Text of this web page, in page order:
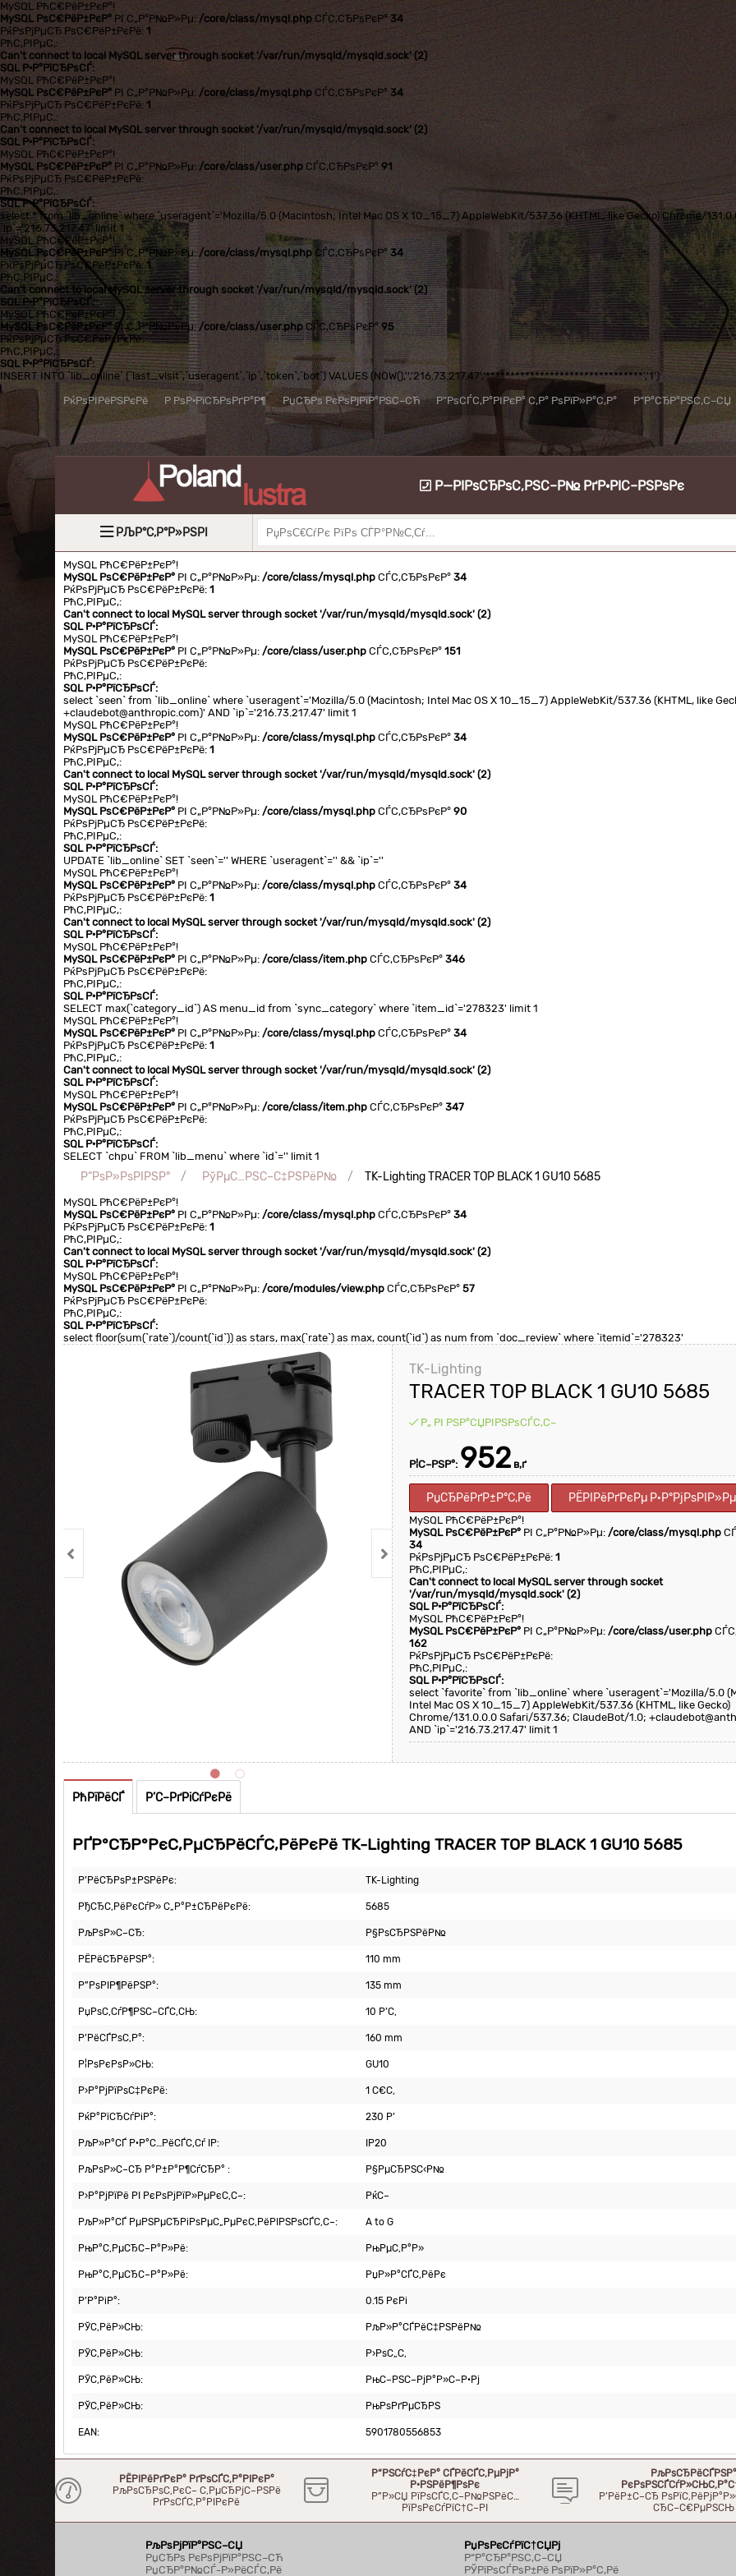
MySQL РћС€РёР±РєР°!
MySQL РѕС€РёР±РєР° РІ С„Р°Р№Р»Рµ: /core/class/mysql.php СЃС‚СЂРѕРєР° 34
РќРѕРјРµСЂ РѕС€РёР±РєРё: 1
РћС‚РІРµС‚:
Can't connect to local MySQL server through socket '/var/run/mysqld/mysqld.sock' (2)
SQL Р·Р°РїСЂРѕСЃ:
MySQL РћС€РёР±РєР°!
MySQL РѕС€РёР±РєР° РІ С„Р°Р№Р»Рµ: /core/class/mysql.php СЃС‚СЂРѕРєР° 34
РќРѕРјРµСЂ РѕС€РёР±РєРё: 1
РћС‚РІРµС‚:
Can't connect to local MySQL server through socket '/var/run/mysqld/mysqld.sock' (2)
SQL Р·Р°РїСЂРѕСЃ:
MySQL РћС€РёР±РєР°!
MySQL РѕС€РёР±РєР° РІ С„Р°Р№Р»Рµ: /core/class/user.php СЃС‚СЂРѕРєР° 91
РќРѕРјРµСЂ РѕС€РёР±РєРё:
РћС‚РІРµС‚:
SQL Р·Р°РїСЂРѕСЃ:
select * from `lib_online` where `useragent`='Mozilla/5.0 (Macintosh; Intel Mac OS X 10_15_7) AppleWebKit/537.36 (KHTML, like Gecko) Chrome/
`ip`='216.73.217.47' limit 1
MySQL РћС€РёР±РєР°!
MySQL РѕС€РёР±РєР° РІ С„Р°Р№Р»Рµ:/core/class/mysql.php СЃС‚СЂРѕРєР° 34
РќРѕРјРµСЂ РѕС€РёР±РєРё: 1
РћС‚РІРµС‚:
Can't connect to local MySQL server through socket '/var/run/mysqld/mysqld.sock' (2)
SQL Р·Р°РїСЂРѕСЃ:
MySQL РћС€РёР±РєР°!
MySQL РѕС€РёР±РєР°РІ С„Р°Р№Р»Рµ:/core/class/user.phpСЃС‚СЂРѕРєР° 95
РќРѕРјРµСЂ РѕС€РёР±РєРё:
РћС‚РІРµС‚:
SQL Р·Р°РїСЂРѕСЃ:
INSERT INTO `lib_online` (`last_visit`,`useragent`,`ip`,`token`,`bot`) VALUES (NOW(),'','216.73.217.47','********************************','1')
РќРѕРІРёРЅРєРё
Р РѕР·РїСЂРѕРґР°Р¶ РџСЂРѕ РєРѕРјРїР°РЅС–СЋ Р”РѕСЃС‚Р°РІРєР° С‚Р° РѕРїР»Р°С‚Р° Р“Р°СЂР°РЅС‚С–СЏ
Р—РІРѕСЂРѕС‚РЅС–Р№ РґР·РІС–РЅРѕРє
РЉР°С‚Р°Р»РЅРІ
MySQL РћС€РёР±РєР°!
MySQL РѕС€РёР±РєР° РІ С„Р°Р№Р»Рµ:/core/class/mysql.php СЃС‚СЂРѕРєР°34
РќРѕРјРµСЂ РѕС€РёР±РєРё:1
РћС‚РІРµС‚:
Can't connect to local MySQL server through socket '/var/run/mysqld/mysqld.sock' (2)
SQL Р·Р°РїСЂРѕСЃ:
MySQL РћС€РёР±РєР°!
MySQL РѕС€РёР±РєР° РІ С„Р°Р№Р»Рµ:/core/class/user.php СЃС‚СЂРѕРєР°151
РќРѕРјРµСЂ РѕС€РёР±РєРё:
РћС‚РІРµС‚:
SQL Р·Р°РїСЂРѕСЃ:
select `seen` from `lib_online` where `useragent`='Mozilla/5.0 (Macintosh; Intel Mac OS X 10_15_7) AppleWebKit/537.36 (KHTML, like
+claudebot@anthropic.com)' AND `ip`='216.73.217.47' limit 1
MySQL РћС€РёР±РєР°!
MySQL РѕС€РёР±РєР° РІ С„Р°Р№Р»Рµ:/core/class/mysql.php СЃС‚СЂРѕРєР°34
РќРѕРјРµСЂ РѕС€РёР±РєРё:1
РћС‚РІРµС‚:
Can't connect to local MySQL server through socket '/var/run/mysqld/mysqld.sock' (2)
SQL Р·Р°РїСЂРѕСЃ:
MySQL РћС€РёР±РєР°!
MySQL РѕС€РёР±РєР° РІ С„Р°Р№Р»Рµ:/core/class/mysql.php СЃС‚СЂРѕРєР°90
РќРѕРјРµСЂ РѕС€РёР±РєРё:
РћС‚РІРµС‚:
SQL Р·Р°РїСЂРѕСЃ:
UPDATE `lib_online` SET `seen`='' WHERE `useragent`='' && `ip`=''
MySQL РћС€РёР±РєР°!
MySQL РѕС€РёР±РєР° РІ С„Р°Р№Р»Рµ:/core/class/mysql.php СЃС‚СЂРѕРєР°34
РќРѕРјРµСЂ РѕС€РёР±РєРё:1
РћС‚РІРµС‚:
Can't connect to local MySQL server through socket '/var/run/mysqld/mysqld.sock' (2)
SQL Р·Р°РїСЂРѕСЃ:
MySQL РћС€РёР±РєР°!
MySQL РѕС€РёР±РєР° РІ С„Р°Р№Р»Рµ:/core/class/item.php СЃС‚СЂРѕРєР°346
РќРѕРјРµСЂ РѕС€РёР±РєРё:
РћС‚РІРµС‚:
SQL Р·Р°РїСЂРѕСЃ:
SELECT max(`category_id`) AS menu_id from `sync_category` where `item_id`='278323' limit 1
MySQL РћС€РёР±РєР°!
MySQL РѕС€РёР±РєР° РІ С„Р°Р№Р»Рµ:/core/class/mysql.php СЃС‚СЂРѕРєР°34
РќРѕРјРµСЂ РѕС€РёР±РєРё:1
РћС‚РІРµС‚:
Can't connect to local MySQL server through socket '/var/run/mysqld/mysqld.sock' (2)
SQL Р·Р°РїСЂРѕСЃ:
MySQL РћС€РёР±РєР°!
MySQL РѕС€РёР±РєР° РІ С„Р°Р№Р»Рµ:/core/class/item.php СЃС‚СЂРѕРєР°347
РќРѕРјРµСЂ РѕС€РёР±РєРё:
РћС‚РІРµС‚:
SQL Р·Р°РїСЂРѕСЃ:
SELECT `chpu` FROM `lib_menu` where `id`='' limit 1
Р“РѕР»РѕРІРЅР° РўРµС…РЅС–С‡РЅРёР№ TK-Lighting TRACER TOP BLACK 1 GU10 5685
MySQL РћС€РёР±РєР°!
MySQL РѕС€РёР±РєР° РІ С„Р°Р№Р»Рµ:/core/class/mysql.php СЃС‚СЂРѕРєР°34
РќРѕРјРµСЂ РѕС€РёР±РєРё:1
РћС‚РІРµС‚:
Can't connect to local MySQL server through socket '/var/run/mysqld/mysqld.sock' (2)
SQL Р·Р°РїСЂРѕСЃ:
MySQL РћС€РёР±РєР°!
MySQL РѕС€РёР±РєР° РІ С„Р°Р№Р»Рµ:/core/modules/view.php СЃС‚СЂРѕРєР°57
РќРѕРјРµСЂ РѕС€РёР±РєРё:
РћС‚РІРµС‚:
SQL Р·Р°РїСЂРѕСЃ:
select floor(sum(`rate`)/count(`id`)) as stars, max(`rate`) as max, count(`id`) as num from `doc_review` where `itemid`='278323'
TK-Lighting
TRACER TOP BLACK 1 GU10 5685
Р„ РІ РЅР°СЏРІРЅРѕСЃС‚С–
Р¦С–РЅР°: 952 в‚ґ
РџСЂРёРґР±Р°С‚Рё РЁРІРёРґРєРµ
MySQL РћС€РёР±РєР°!
MySQL РѕС€РёР±РєР° РІ С„Р°Р№Р»Рµ:/core/class/mysql.php
34
РќРѕРјРµСЂ РѕС€РёР±РєРё:1
РћС‚РІРµС‚:
Can't connect to local MySQL server through socket
'/var/run/mysqld/mysqld.sock' (2)
SQL Р·Р°РїСЂРѕСЃ:
MySQL РћС€РёР±РєР°!
MySQL РѕС€РёР±РєР° РІ С„Р°Р№Р»Рµ:/core/class/user.php
162
РќРѕРјРµСЂ РѕС€РёР±РєРё:
РћС‚РІРµС‚:
SQL Р·Р°РїСЂРѕСЃ:
select `favorite` from `lib_online` where `useragent`='Mozilla/5.0
Intel Mac OS X 10_15_7) AppleWebKit/537.36 (KHTML, like Gecko)
Chrome/131.0.0.0 Safari/537.36; ClaudeBot/1.0;
AND `ip`='216.73.217.47' limit 1
РћРїРёСЃ Р’С–РґРіСѓРєРё
РҐР°СЂР°РєС‚РµСЂРёСЃС‚РёРєРё TK-Lighting TRACER TOP BLACK 1 GU10 5685
Р’РёСЂРѕР±РЅРёРє: TK-Lighting
РђСЂС‚РёРєСѓР» С„Р°Р±СЂРёРєРё: 5685
РљРѕР»С–СЂ: Р§РѕСЂРЅРёР№
РЁРёСЂРёРЅР°: 110 mm
Р”РѕРІР¶РёРЅР°: 135 mm
РџРѕС‚СѓР¶РЅС–СЃС‚СЊ: 10 Р’С‚
Р’РёСЃРѕС‚Р°: 160 mm
Р¦РѕРєРѕР»СЊ: GU10
Р›Р°РјРїРѕС‡РєРё: 1 С€С‚
РќР°РїСЂСѓРіР°: 230 Р’
РљР»Р°СЃ Р·Р°С…РёСЃС‚Сѓ IP: IP20
РљРѕР»С–СЂ Р°Р±Р°Р¶СѓСЂР° : Р§РµСЂРЅС‹Р№
Р›Р°РјРїРё РІ РєРѕРјРїР»РµРєС‚С–: РќС–
РљР»Р°СЃ РµРЅРµСЂРіРѕРµС„РµРєС‚РёРІРЅРѕСЃС‚С–: A to G
РњР°С‚РµСЂС–Р°Р»Рё: РњРµС‚Р°Р»
РњР°С‚РµСЂС–Р°Р»Рё: РџР»Р°СЃС‚РёРє
Р’Р°РіР°: 0.15 РєРі
РЎС‚РёР»СЊ: РљР»Р°СЃРёС‡РЅРёР№
РЎС‚РёР»СЊ: Р›РѕС„С‚
РЎС‚РёР»СЊ: РњС–РЅС–РјР°Р»С–Р·Рј
РЎС‚РёР»СЊ: РњРѕРґРµСЂРЅ
EAN: 5901780556853
РЁРІРёРґРєР° РґРѕСЃС‚Р°РІРєР°
РљРѕСЂРѕС‚РєС– С‚РµСЂРјС–РЅРё
РґРѕСЃС‚Р°РІРєРё
Р“РЅСѓС‡РєР° СЃРёСЃС‚РµРјР°
Р·РЅРёР¶РѕРє
Р”Р»СЏ РїРѕСЃС‚С–Р№РЅРёС…
РїРѕРєСѓРїС†С–РІ
РљРѕСЂРёСЃРЅР°
Р’РёР±С–СЂ
СЂС–С€РµРЅСЊ
РљРѕРјРїР°РЅС–СЏ
РџСЂРѕ РєРѕРјРїР°РЅС–СЋ
РџСЂР°Р№СЃ-Р»РёСЃС‚Рё
РџРѕРєСѓРїС†СЏРј
Р“Р°СЂР°РЅС‚С–СЏ
РЎРїРѕСЃРѕР±Рё РѕРїР»Р°С‚Рё